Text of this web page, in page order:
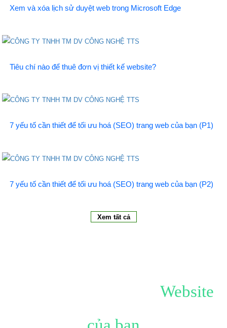
Xem và xóa lịch sử duyệt web trong Microsoft Edge
Tiêu chí nào để thuê đơn vị thiết kế website?
7 yếu tố cần thiết để tối ưu hoá (SEO) trang web của bạn (P1)
7 yếu tố cần thiết để tối ưu hoá (SEO) trang web của bạn (P2)
Xem tất cả
Website